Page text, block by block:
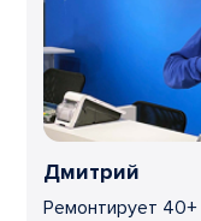
Дмитрий
Ремонтирует